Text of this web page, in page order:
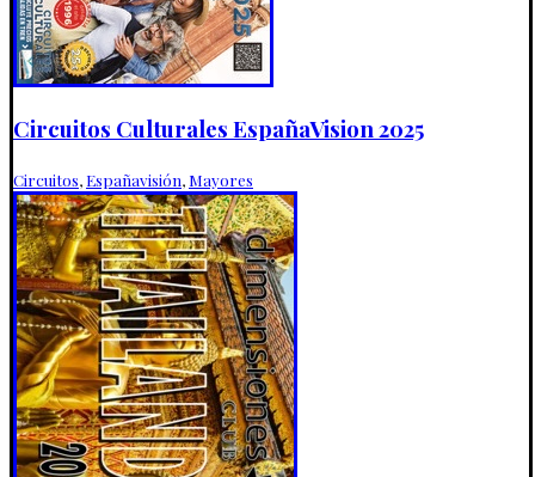
Circuitos Culturales EspañaVision 2025
Circuitos,Españavisión, Mayores